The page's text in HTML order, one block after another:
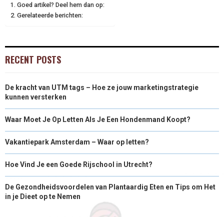
Goed artikel? Deel hem dan op:
Gerelateerde berichten:
RECENT POSTS
De kracht van UTM tags – Hoe ze jouw marketingstrategie
kunnen versterken
Waar Moet Je Op Letten Als Je Een Hondenmand Koopt?
Vakantiepark Amsterdam – Waar op letten?
Hoe Vind Je een Goede Rijschool in Utrecht?
De Gezondheidsvoordelen van Plantaardig Eten en Tips om Het
in je Dieet op te Nemen